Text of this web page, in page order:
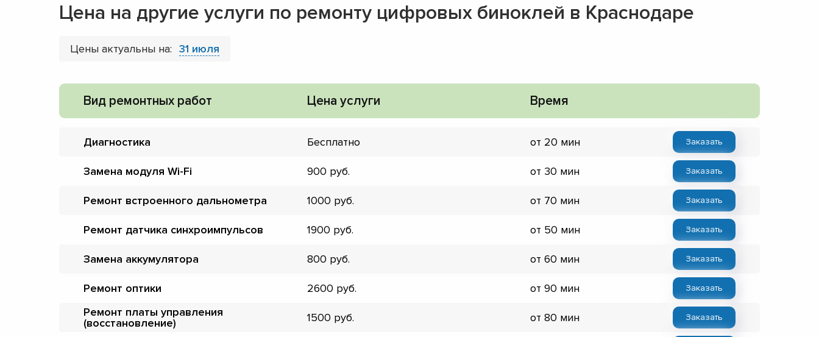
Цена на другие услуги по ремонту цифровых биноклей в Краснодаре
Цены актуальны на: 31 июля
Вид ремонтных работ Цена услуги Время
Диагностика Бесплатно от 20 мин Заказать
Замена модуля Wi-Fi 900 от 30 мин Заказать
Ремонт встроенного дальнометра 1000 от 70 мин Заказать
Ремонт датчика синхроимпульсов 1900 от 50 мин Заказать
Замена аккумулятора 800 от 60 мин Заказать
Ремонт оптики 2600 от 90 мин Заказать
Ремонт платы управления
(восстановление)
1500 от 80 мин Заказать